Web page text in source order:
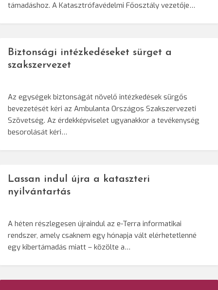
támadáshoz. A Katasztrófavédelmi Főosztály vezetője…
Biztonsági intézkedéseket sürget a
szakszervezet
Az egységek biztonságát növelő intézkedések sürgős
bevezetését kéri az Ambulanta Országos Szakszervezeti
Szövetség. Az érdekképviselet ugyanakkor a tevékenység
besorolását kéri…
Lassan indul újra a kataszteri
nyilvántartás
A héten részlegesen újraindul az e-Terra informatikai
rendszer, amely csaknem egy hónapja vált elérhetetlenné
egy kibertámadás miatt – közölte a…